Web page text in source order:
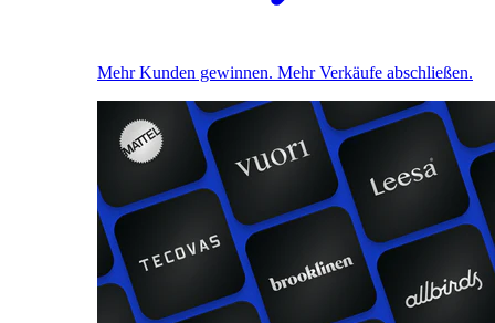
Mehr Kunden gewinnen. Mehr Verkäufe abschließen.